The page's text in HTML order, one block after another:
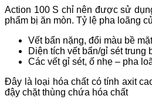
Action 100 S chỉ nên được sử
phẩm bị ăn mòn. Tỷ lệ pha loãng
Vết bẩn nặng, đổi màu bề
Diện tích vết bẩn/gỉ sét trung
Các vết gỉ sét, ố nhẹ – pha
Đây là loại hóa chất có tính axit
đậy chặt thùng chứa hóa chất